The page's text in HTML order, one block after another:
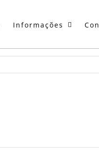
Informações